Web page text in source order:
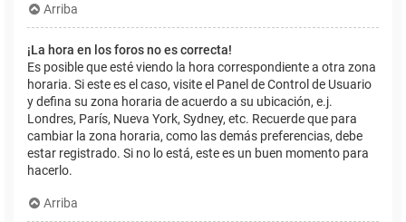
Arriba
¡La hora en los foros no es correcta!
Es posible que esté viendo la hora correspondiente a otra zona
horaria. Si este es el caso, visite el Panel de Control de Usuario
y defina su zona horaria de acuerdo a su ubicación, e.j.
Londres, París, Nueva York, Sydney, etc. Recuerde que para
cambiar la zona horaria, como las demás preferencias, debe
estar registrado. Si no lo está, este es un buen momento para
hacerlo.
Arriba